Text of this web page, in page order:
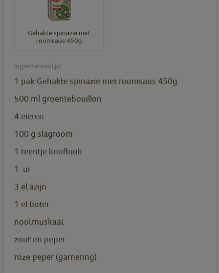
Gehakte spinazie met
roomsaus 450g
Ingrediëntenlijst
1 pak Gehakte spinazie met roomsaus 450g
500 ml groentebouillon
4 eieren
100 g slagroom
1 teentje knoflook
1 ui
3 el azijn
1 el boter
nootmuskaat
zout en peper
roze peper (garnering)